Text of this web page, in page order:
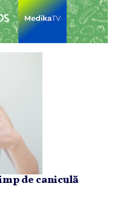
de caniculă